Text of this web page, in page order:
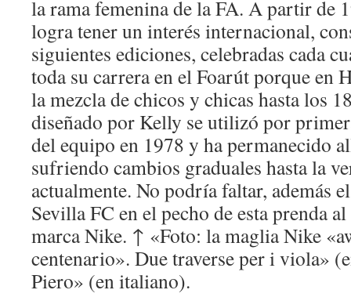
la rama femenina de la FA. A partir de
logra tener un interés internacional,
siguientes ediciones, celebradas cada
toda su carrera en el Foarút porque en
la mezcla de chicos y chicas hasta los
diseñado por Kelly se utilizó por
del equipo en 1978 y ha permanecido
sufriendo cambios graduales hasta la
actualmente. No podría faltar, además
Sevilla FC en el pecho de esta prenda
marca Nike. ↑ «Foto: la maglia Nike
centenario». Due traverse per i viola»
Piero» (en italiano).